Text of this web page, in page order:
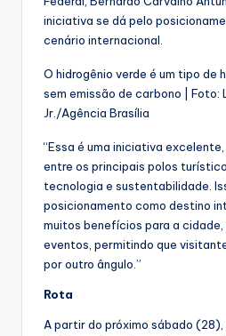
iniciativa se dá pelo
cenário internacional.
O hidrogênio verde é um tipo de
sem emissão de carbono | Foto:
Jr./Agência Brasília
“Essa é uma iniciativa
entre os principais polos
tecnologia e sustentabilidade.
posicionamento como destino
muitos benefícios para a cidade,
eventos, permitindo que
por outro ângulo.”
Rota
A partir do próximo sábado